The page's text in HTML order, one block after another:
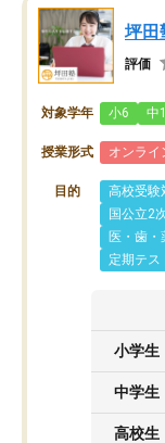
坪田
評価
対象学年 小6 中
授業形式 オンライ
目的 高校受験
国公立2
医・歯・
定期テス
小学生
中学生
高校生